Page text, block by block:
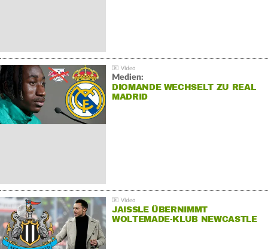
Medien:
DIOMANDE WECHSELT ZU REAL
MADRID
JAISSLE ÜBERNIMMT
WOLTEMADE-KLUB NEWCASTLE